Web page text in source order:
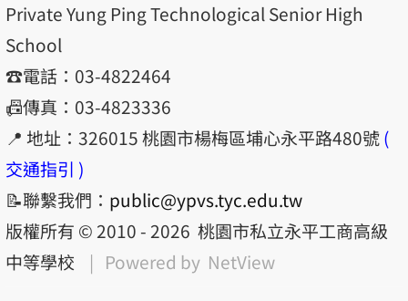
Private Yung Ping Technological Senior High
School
☎️電話：03-4822464
📠傳真：03-4823336
📍 地址：326015 桃園市楊梅區埔心永平路480號(
交通指引 )
📝聯繫我們： public@ypvs.tyc.edu.tw
版權所有 © 2010 - 2026 桃園市私立永平工商高級
中等學校
| Powered by NetView